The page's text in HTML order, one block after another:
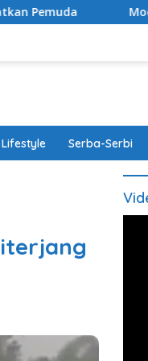
Modus Bawa Anak,
Lifestyle Serba-Serbi